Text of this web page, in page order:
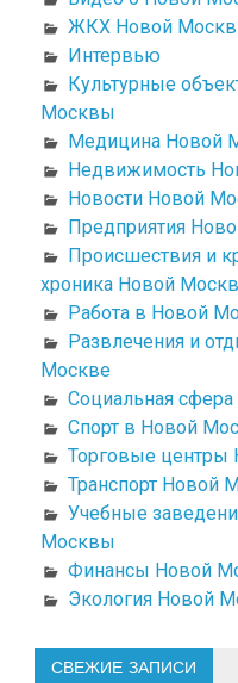
ЖКХ Новой
Интервью
Культурные
Москвы
Медицина Новой
Недвижимость
Новости Новой
Предприятия
Происшествия и
хроника Новой
Работа в Новой
Развлечения и
Москве
Социальная
Спорт в Новой
Торговые
Транспорт Новой
Учебные
Москвы
Финансы Новой
Экология Новой
СВЕЖИЕ ЗАПИСИ